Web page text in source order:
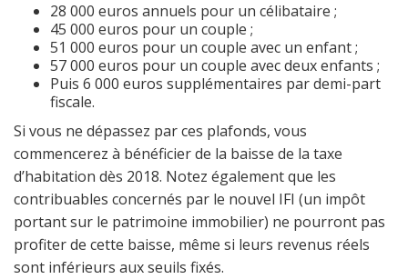
28 000 euros annuels pour un célibataire ;
45 000 euros pour un couple ;
51 000 euros pour un couple avec un enfant ;
57 000 euros pour un couple avec deux enfants ;
Puis 6 000 euros supplémentaires par demi-part
fiscale.
Si vous ne dépassez par ces plafonds, vous
commencerez à bénéficier de la baisse de la taxe
d’habitation dès 2018. Notez également que les
contribuables concernés par le nouvel IFI (un impôt
portant sur le patrimoine immobilier) ne pourront pas
profiter de cette baisse, même si leurs revenus réels
sont inférieurs aux seuils fixés.